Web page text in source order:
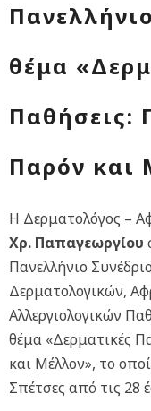
θέμα
Παθήσεις:
Παρόν και
Η Δερματολόγος –
Χρ. Παπαγεωργίου
Πανελλήνιο
Δερματολογικών,
Αλλεργιολογικών
θέμα «Δερματικές
και Μέλλον», το
Σπέτσες από τις 28